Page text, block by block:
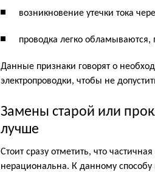
возникновение утечки тока
проводка легко обламываются,
Данные признаки говорят о
электропроводки, чтобы не
Замены старой или
лучше
Стоит сразу отметить, что
нерациональна. К данному